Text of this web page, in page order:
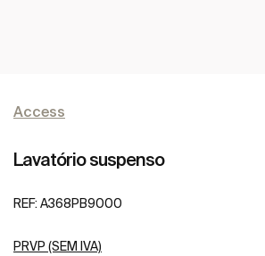
Access
Lavatório suspenso
REF: A368PB9000
PRVP (SEM IVA)